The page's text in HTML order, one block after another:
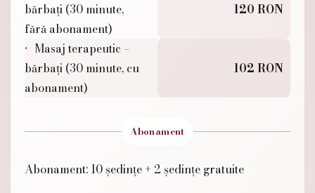
bărbați (30 minute,
fără abonament)
120 RON
Masaj terapeutic –
bărbați (30 minute, cu
abonament)
102 RON
Abonament
Abonament: 10 ședințe + 2 ședințe gratuite